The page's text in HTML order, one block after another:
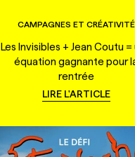
CAMPAGNES ET CRÉATIVITÉ
Les Invisibles + Jean Coutu =
équation gagnante pour
rentrée
LIRE L'ARTICLE